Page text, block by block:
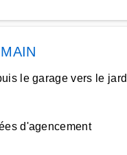
le garage vers le
d'agencement